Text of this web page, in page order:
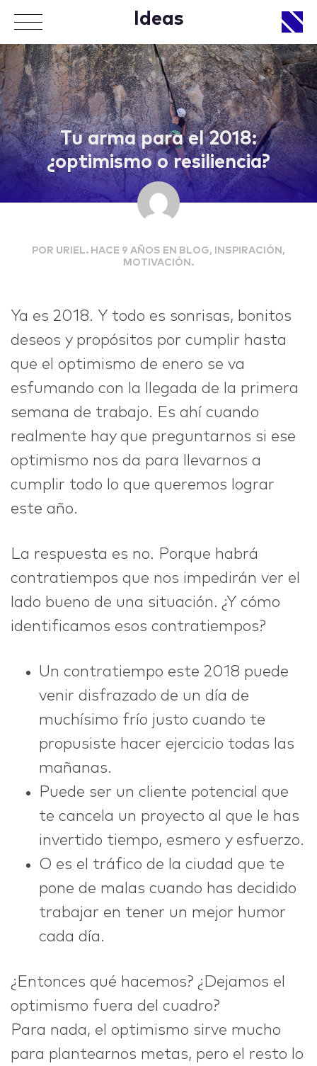
Ideas
Tu arma para el 2018:
¿optimismo o resiliencia?
POR URIEL. HACE 9 AÑOS EN BLOG, INSPIRACIÓN,
MOTIVACIÓN.
Ya es 2018. Y todo es sonrisas, bonitos
deseos y propósitos por cumplir hasta
que el optimismo de enero se va
esfumando con la llegada de la primera
semana de trabajo. Es ahí cuando
realmente hay que preguntarnos si ese
optimismo nos da para llevarnos a
cumplir todo lo que queremos lograr
este año.
La respuesta es no. Porque habrá
contratiempos que nos impedirán ver el
lado bueno de una situación. ¿Y cómo
identificamos esos contratiempos?
Un contratiempo este 2018 puede
venir disfrazado de un día de
muchísimo frío justo cuando te
propusiste hacer ejercicio todas las
mañanas.
Puede ser un cliente potencial que
te cancela un proyecto al que le has
invertido tiempo, esmero y esfuerzo.
O es el tráfico de la ciudad que te
pone de malas cuando has decidido
trabajar en tener un mejor humor
cada día.
¿Entonces qué hacemos? ¿Dejamos el
optimismo fuera del cuadro?
Para nada, el optimismo sirve mucho
para plantearnos metas, pero el resto lo
APPROACH
WORKS
IDEAS
ABOUT
hi@nett.mx